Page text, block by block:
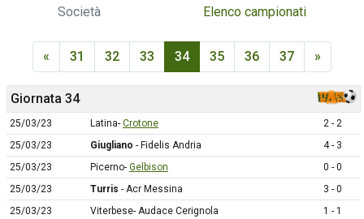
Società Elenco campionati
« 31 32 33 34 35 36 37 »
Giornata 34
25/03/23 Latina- Crotone
2 - 2
25/03/23
Giugliano - Fidelis Andria
4 - 3
25/03/23
Picerno- Gelbison
0 - 0
25/03/23
Turris - Acr Messina
3 - 0
25/03/23
Viterbese- Audace Cerignola
1 - 1